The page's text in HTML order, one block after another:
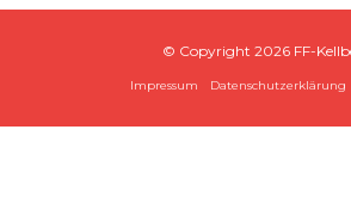
© Copyright 2026 FF-
Impressum Datenschutzerklärung